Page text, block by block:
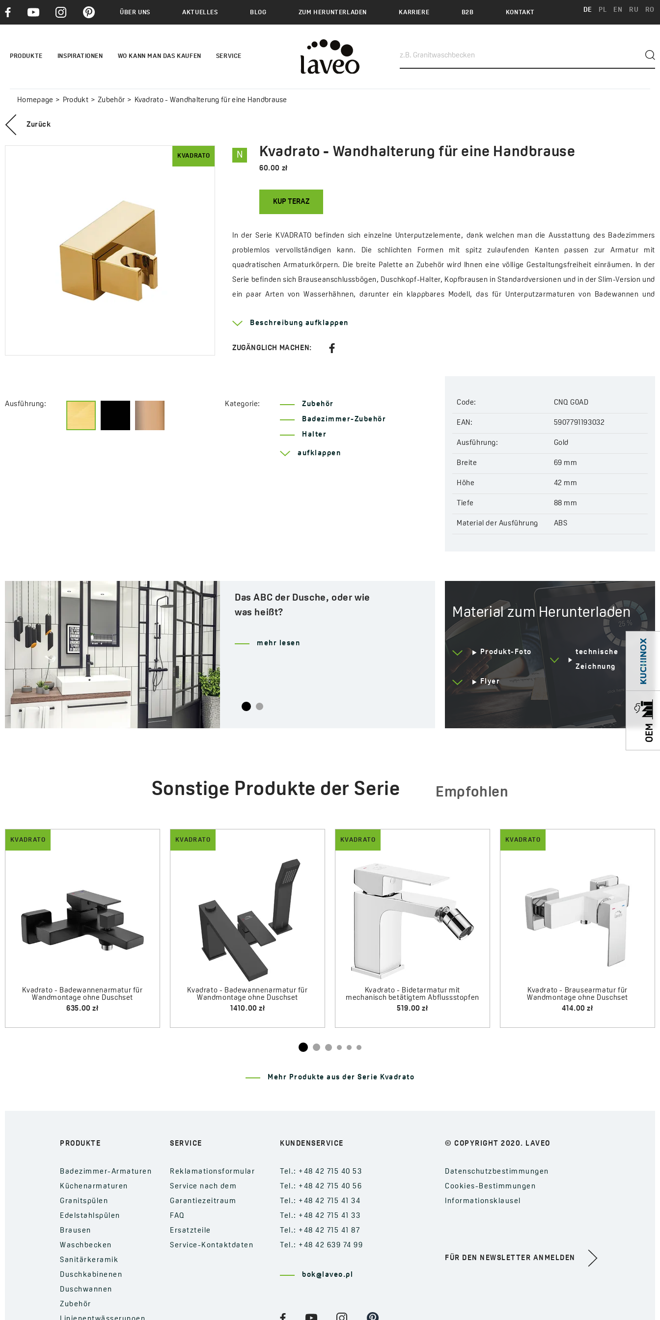
ÜBER UNS AKTUELLES BLOG ZUM HERUNTERLADEN KARRIERE B2B KONTAKT DE PL EN RU RO
PRODUKTE INSPIRATIONEN WO KANN MAN DAS KAUFEN SERVICE
Homepage Produkt Zubehör Kvadrato - Wandhalterung für eine Handbrause
Zurück
KVADRATO N Kvadrato - Wandhalterung für eine Handbrause
60.00 zł
KUP TERAZ
In der Serie KVADRATO befinden sich einzelne Unterputzelemente, dank welchen man die Ausstattung des Badezimmers
problemlos vervollständigen kann. Die schlichten Formen mit spitz zulaufenden Kanten passen zur Armatur mit
quadratischen Armaturkörpern. Die breite Palette an Zubehör wird Ihnen eine völlige Gestaltungsfreiheit einräumen. In der
Serie befinden sich Brauseanschlussbögen, Duschkopf-Halter, Kopfbrausen in Standardversionen und in der Slim-Version und
ein paar Arten von Wasserhähnen, darunter ein klappbares Modell, das für Unterputzarmaturen von Badewannen und
Elemente der Armatur auszutauschen, ohne ganze Sets kaufen zu müssen. Die Zubehörteile von KVADRATO sind in der
Height:42 mm
88 mm
CNQ G0AD
5907791193032
Beschreibung aufklappen
ZUGÄNGLICH MACHEN:
Ausführung: Kategorie: Zubehör
Badezimmer-Zubehör
Halter
Serie Kvadrato
aufklappen
Code: CNQ G0AD
EAN: 5907791193032
Ausführung: Gold
Breite 69 mm
Höhe 42 mm
Tiefe 88 mm
Material der Ausführung ABS
Gold im Badezimmer
Material zum Herunterladen
Produkt-Foto
technische
Zeichnung
Flyer
Sonstige Produkte der Serie Empfohlen
- Badewannenarmatur für
Wandmontage ohne Duschset
635.00 zł
KVADRATO
Kvadrato - Badewannenarmatur für
Wandmontage ohne Duschset
1410.00 zł
KVADRATO
Kvadrato - Bidetarmatur mit
mechanisch betätigtem Abflussstopfen
519.00 zł
KVADRATO
Kvadrato - Brausearmatur für
Wandmontage ohne Duschset
414.00 zł
Mehr Produkte aus der Serie Kvadrato
PRODUKTE
Badezimmer-Armaturen
Küchenarmaturen
Granitspülen
Edelstahlspülen
Brausen
Waschbecken
Sanitärkeramik
Duschkabinenen
Duschwannen
Zubehör
SERVICE
Reklamationsformular
Service nach dem
Garantiezeitraum
FAQ
Ersatzteile
Service-Kontaktdaten
KUNDENSERVICE
Tel.: +48 42 715 40 53
Tel.: +48 42 715 40 56
Tel.: +48 42 715 41 34
Tel.: +48 42 715 41 33
Tel.: +48 42 715 41 87
Tel.: +48 42 639 74 99
bok@laveo.pl
© COPYRIGHT 2020. LAVEO
Datenschutzbestimmungen
Cookies-Bestimmungen
Informationsklausel
FÜR DEN NEWSLETTER ANMELDEN